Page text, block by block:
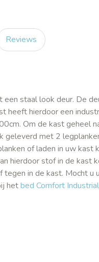
Reviews
staal look deur. De
heeft hierdoor een
Om de kast geheel
geleverd met 2
of laden in uw kast
hierdoor stof in de kast
in de kast. Mocht u
hetbed Comfort Industrial